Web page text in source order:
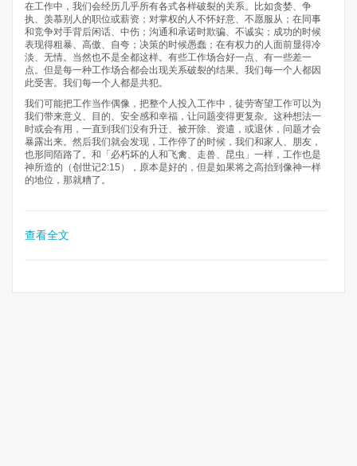
在工作中，我们会经历几乎所有各式各样破裂的关系。比如贪婪、争
执、羡慕别人的职位或薪资；对掌权的人不怀好意、不愿服从；在同事
和竞争对手背后闲话、中伤；沟通和承诺时欺骗、不诚实；成功的时候
表现得粗暴、高傲、自夸；决策的时候愚蠢；在有权力的人面前显得冷
淡、无情。当然也不是全都这样。有些工作场合好一点、有一些差一
点。但是每一种工作场合都会出现关系破裂的结果。我们每一个人都因
此受害。我们每一个人都是共犯。
我们可能把工作当作偶像，把整个人投入工作中，徒劳寄望工作可以为
我们带来意义、目的、安全感和幸福，让问题变得更复杂。这种想法一
时或会有用，一直到我们没有升迁、被开除、资遣，或退休，问题才会
暴露出来。然后我们就会发现，工作停了的时候，我们和家人、朋友，
也形同陌路了。和「必朽坏的人和飞禽、走兽、昆虫」一样，工作也是
神所造的（创世记2:15），原本是好的，但是如果将之高抬到像神一样
的地位，那就糟了。
查看全文